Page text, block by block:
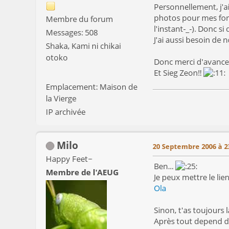
Membre du forum
Messages: 508
Shaka, Kami ni chikai
otoko
Emplacement: Maison de
la Vierge
IP archivée
Personnellement,
photos pour mes
l'instant-_-). Donc
J'ai aussi besoin de
Donc merci
Et Sieg Zeon!!
Milo
Happy Feet~
Membre de l'AEUG
20 Septembre 2006 à
Ben...
Je peux mettre le
Ola
Sinon, t'as toujours
Après tout depend